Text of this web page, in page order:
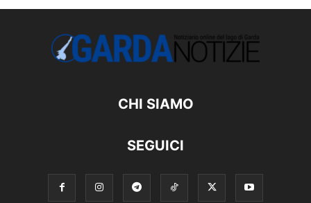
CHI SIAMO
SEGUICI